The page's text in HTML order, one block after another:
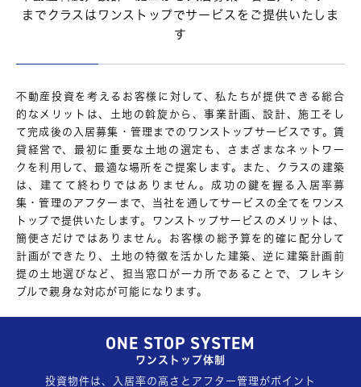
まで クラスはワンストップでサービスをご提供いたしま
す
不動産投資を考えるお客様に対して、私たちが提供できる総合
的なメリットは、土地の斡旋から、事業計画、設計、施工そし
て完成後の入居募集・管理までのワンストップサービスです。賃
貸経営で、最初に重要な土地の選定も、さまざまなネットワー
クを利用して、最適な場所をご提案します。また、クラスの建築
は、建てて終わりではありません。成功の鍵を握る入居率募
集・管理のアフターまで、当社を通してサービスの全てをワンス
トップで提供いたします。ワンストップサービスのメリットは、
簡便さだけではありません。お客様の総予算を的確に配分して
計画ができたり、土地の特徴を活かした建築、逆に建築計画前
提の土地選びなど、担当窓口が一カ所であることで、フレキシ
ブルで親身な対応が可能になります。
ONE STOP SYSTEM
ワンストップ体制
投資物件は、入居率の高さとアフター管理がポイント